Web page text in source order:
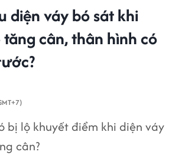
diện váy bó sát khi
cân, thân hình có
bị lộ khuyết điểm khi diện váy
cân?